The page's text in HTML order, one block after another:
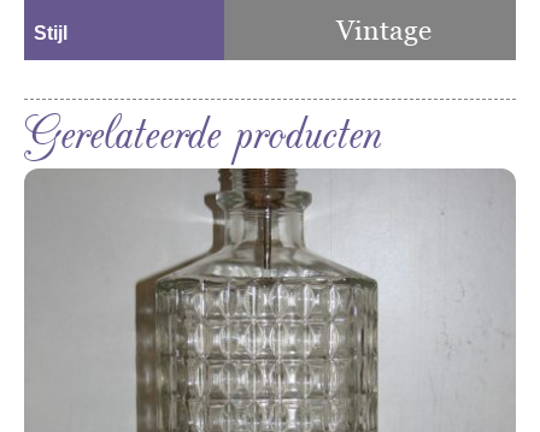
Stijl Vintage
Gerelateerde producten